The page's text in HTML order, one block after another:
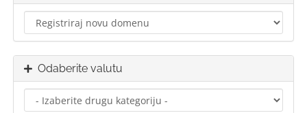
Odaberite valutu